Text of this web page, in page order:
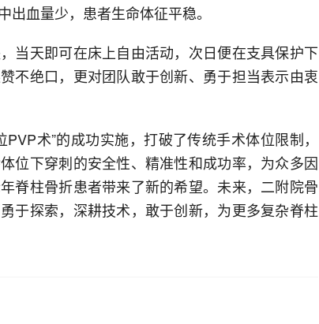
血量少，患者生命体征平稳。
当天即可在床上自由活动，次日便在支具保护下
不绝口，更对团队敢于创新、勇于担当表示由衷
术”的成功实施，打破了传统手术体位限制，
位下穿刺的安全性、精准性和成功率，为众多因
脊柱骨折患者带来了新的希望。未来，二附院骨
于探索，深耕技术，敢于创新，为更多复杂脊柱